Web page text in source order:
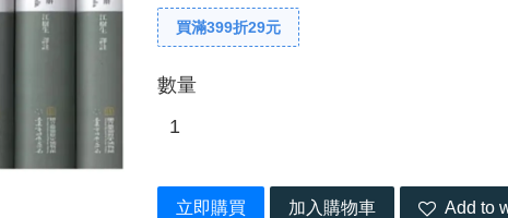
買滿399折29元
數量
立即購買 加入購物車 Add to